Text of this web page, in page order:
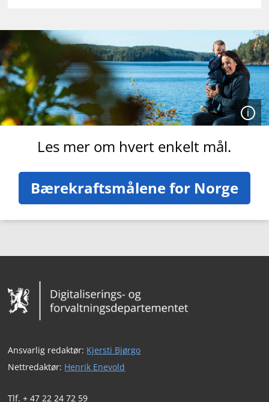
Les mer om hvert enkelt mål.
Bærekraftsmålene for Norge
Bunntekst
Ansvarlig redaktør: Kjersti Bjørgo
Nettredaktør: Henrik Enevold
Tlf. + 47 22 24 72 59